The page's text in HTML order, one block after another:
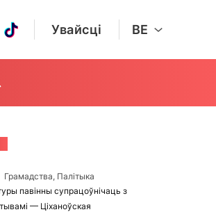
Увайсці BE
Грамадства, Палітыка
павінны супрацоўнічаць з
— Ціханоўская